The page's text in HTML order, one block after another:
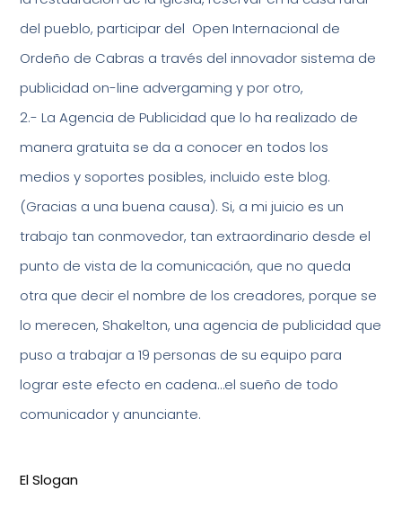
del pueblo, participar del Open Internacional de
Ordeño de Cabras a través del innovador sistema de
publicidad on-line advergaming y por otro,
2.- La Agencia de Publicidad que lo ha realizado de
manera gratuita se da a conocer en todos los
medios y soportes posibles, incluido este blog.
(Gracias a una buena causa). Si, a mi juicio es un
trabajo tan conmovedor, tan extraordinario desde el
punto de vista de la comunicación, que no queda
otra que decir el nombre de los creadores, porque se
lo merecen, Shakelton, una agencia de publicidad que
puso a trabajar a 19 personas de su equipo para
lograr este efecto en cadena…el sueño de todo
comunicador y anunciante.
El Slogan